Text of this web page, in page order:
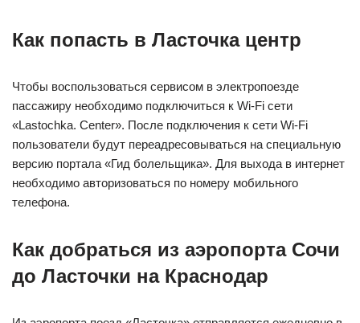
Как попасть в Ласточка центр
Чтобы воспользоваться сервисом в электропоезде
пассажиру необходимо подключиться к Wi-Fi сети
«Lastochka. Center». После подключения к сети Wi-Fi
пользователи будут переадресовываться на специальную
версию портала «Гид болельщика». Для выхода в интернет
необходимо авторизоваться по номеру мобильного
телефона.
Как добраться из аэропорта Сочи
до Ласточки на Краснодар